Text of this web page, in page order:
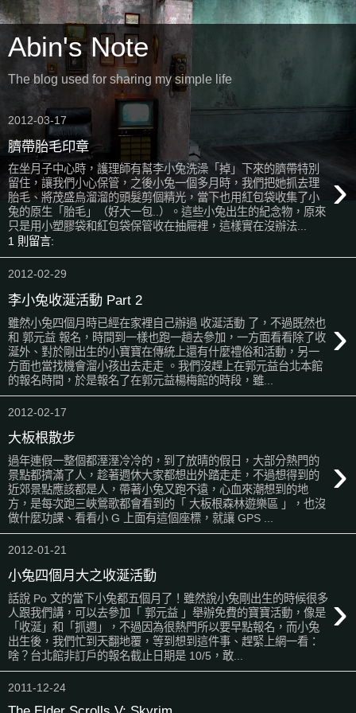
Abin's Note
The blog used for sharing my simple life
2012-03-17
臍帶胎毛印章
›
在坐月子中心時，護理師有幫李小兔洗澡「掉」下來的臍帶特別
留住，讓我們小心保管，之後小兔一個多月時，我們把她抓去理
胎毛、將茂盛烏溜溜的頭髮剪個精光，當下也用紅包袋收集了小
兔的原生「胎毛」（好大一包..）。這些小兔出生的紀念物，原來
只是用小塑膠袋和紅包袋保管收在抽屜裡，這樣實在沒辦法...
1 則留言:
2012-02-29
李小兔收涎活動 Part 2
›
雖然小兔四個月時已經在家裡自己辦過 收涎活動 了，不過既然也
和 郭元益 報名，時間到一樣也跑一趟去參加，一方面看看除了收
涎外、對於剛出生的小寶寶在傳統上還有什麼禮俗和活動，另一
方面也當找機會溜小孩出去走走 。我們沒趕上在郭元益台北本館
的報名時間，於是報名了在郭元益楊梅館的時段，雖...
2012-02-17
大板根散步
›
過年連假一整個都溼溼冷冷的，到了放晴的假日，大部分熱門的
景點都擠滿了人，趁著週休大家都想出外踏走走，不過想得到的
近郊景點應該都是人，帶著小兔又跑不遠，心血來潮想到的地
方，是每次跑三峽鶯歌都會看到的「 大板根森林遊樂區 」，也沒
做什麼功課、看看小 G 上面有這個座標，就讓 GPS ...
2012-01-21
小兔四個月大之收涎活動
›
話說 Po 文的當下小兔都五個月了！雖然說小兔剛出生的時候很多
人跟我們講，可以去參加「 郭元益 」舉辦免費的寶寶活動，像是
「收涎」和「抓週」，不過因為很熱門所以要早點報名，而小兔
出生後，我們忙到天翻地覆，等到想到這件事、趕緊上網一看：
啥？台北館非訂戶的報名截止日期是 10/5，敢...
2011-12-24